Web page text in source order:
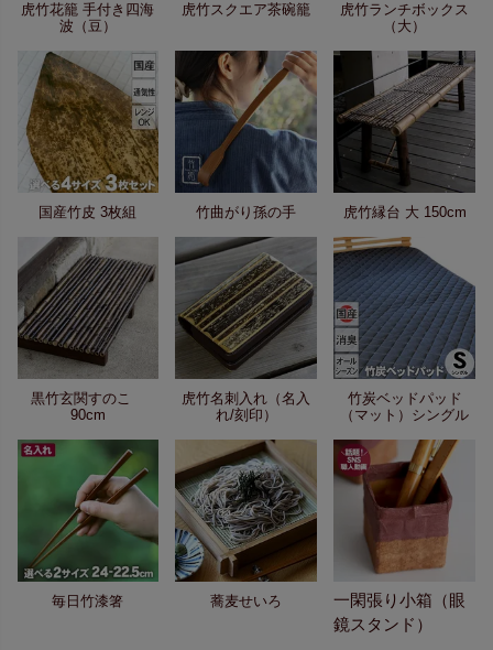
虎竹花籠 手付き四海
波（豆）
虎竹スクエア茶碗籠
虎竹ランチボックス
（大）
国産竹皮 3枚組 竹曲がり孫の手 虎竹縁台 大 150cm
黒竹玄関すのこ
90cm
虎竹名刺入れ（名入
れ/刻印）
竹炭ベッドパッド
（マット）シングル
毎日竹漆箸 蕎麦せいろ
一閑張り小箱（眼
鏡スタンド）